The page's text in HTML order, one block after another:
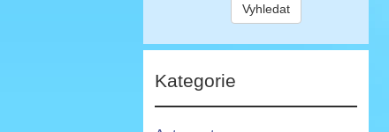
Vyhledat
Kategorie